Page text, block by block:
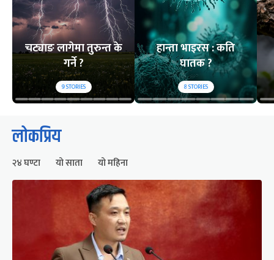
चट्याङ लागेमा तुरुन्त के
गर्ने ?
9STORIES
हान्ता भाइरस : कति
घातक ?
8STORIES
लोकप्रिय
२४ घण्टा यो साता यो महिना